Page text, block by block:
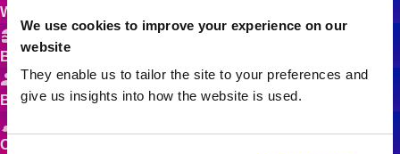
We use cookies to improve your experience on our
website
They enable us to tailor the site to your preferences and
give us insights into how the website is used.
Wijn, cocktails, mocktails en frisdrank
Borrelhapjes
Begeleiding door een kunstenaar
Canvas & schildermaterialen